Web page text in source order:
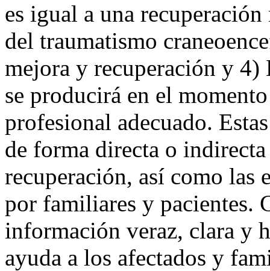
es igual a una
del traumatismo
mejora y recuperación y
se producirá en el
profesional adecuado.
de forma directa o
recuperación, así como las
por familiares y pacientes.
información veraz, clara y
ayuda a los afectados y